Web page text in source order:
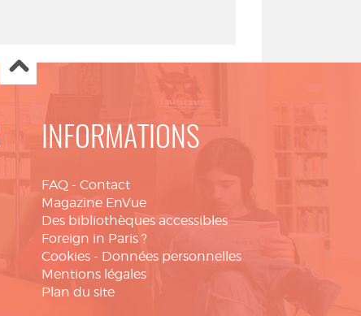
INFORMATIONS
FAQ - Contact
Magazine EnVue
Des bibliothèques accessibles
Foreign in Paris ?
Cookies - Données personnelles
Mentions légales
Plan du site